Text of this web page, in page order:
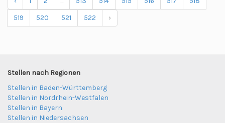
519
520 521 522 ›
Stellen nach Regionen
Stellen in Baden-Württemberg
Stellen in Nordrhein-Westfalen
Stellen in Bayern
Stellen in Niedersachsen